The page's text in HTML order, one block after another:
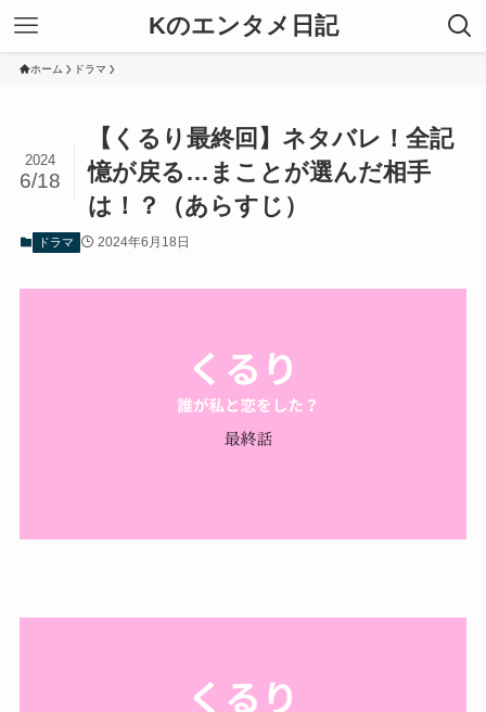
Kのエンタメ日記
ホーム ドラマ
【くるり最終回】ネタバレ！全記
憶が戻る…まことが選んだ相手
は！？（あらすじ）
2024
6/18
ドラマ 2024年6月18日